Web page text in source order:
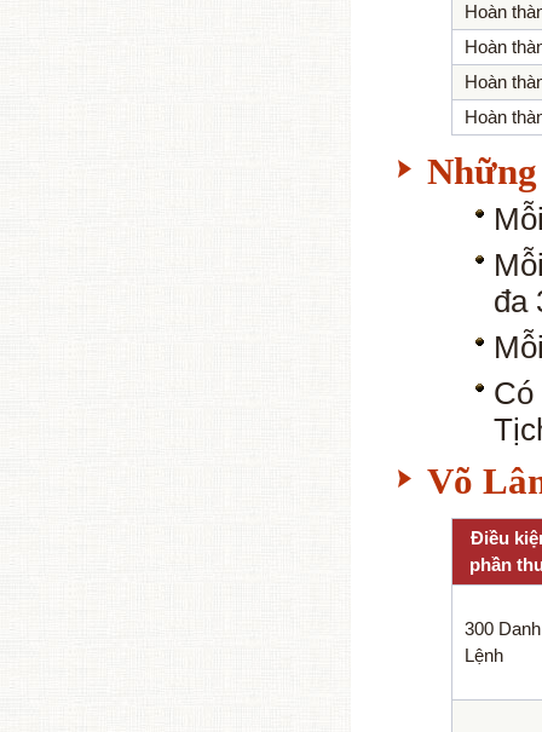
Hoàn
Hoàn
Hoàn
Hoàn
đa
Có
Võ
Điều
phần
300
Lệnh